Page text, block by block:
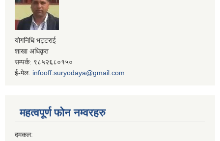
योगनिधि भट्टराई
शाखा अधिकृत
सम्पर्क: ९८५२६८०१५०
ई-मेल: infooff.suryodaya@gmail.com
महत्वपूर्ण फोन नम्वरहरु
दमकल: